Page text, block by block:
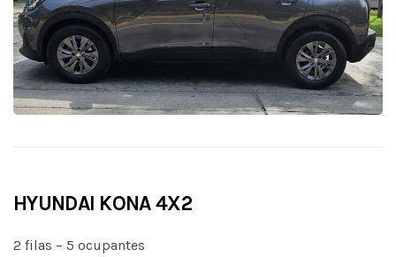
HYUNDAI KONA 4X2
2 filas – 5 ocupantes